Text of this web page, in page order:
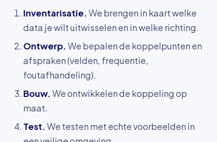
Inventarisatie. We brengen in kaart welke
data je wilt uitwisselen en in welke richting.
Ontwerp. We bepalen de koppelpunten en
afspraken (velden, frequentie,
foutafhandeling).
Bouw. We ontwikkelen de koppeling op
maat.
Test. We testen met echte voorbeelden in